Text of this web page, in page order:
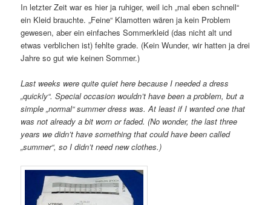
In letzter Zeit war es hier ja ruhiger, weil ich „mal eben schnell“
ein Kleid brauchte. „Feine“ Klamotten wären ja kein Problem
gewesen, aber ein einfaches Sommerkleid (das nicht alt und
etwas verblichen ist) fehlte grade. (Kein Wunder, wir hatten ja drei
Jahre so gut wie keinen Sommer.)
Last weeks were quite quiet here because I needed a dress
„quickly“. Special occasion wouldn’t have been a problem, but a
simple „normal“ summer dress was. At least if I wanted one that
was not already a bit worn or faded. (No wonder, the last three
years we didn’t have something that could have been called
„summer“, so I didn’t need new clothes.)